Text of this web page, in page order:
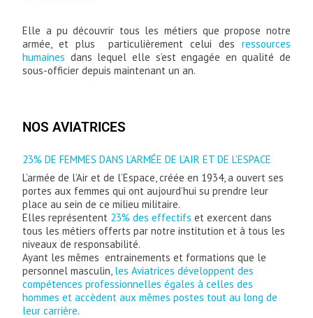
Elle a pu découvrir tous les métiers que propose notre
armée, et plus particulièrement celui des ressources
humaines dans lequel elle s’est engagée en qualité de
sous-officier depuis maintenant un an.
NOS AVIATRICES
23% DE FEMMES DANS L’ARMÉE DE L’AIR ET DE L’ESPACE
L’armée de l’Air et de l’Espace, créée en 1934, a ouvert ses
portes aux femmes qui ont aujourd’hui su prendre leur
place au sein de ce milieu militaire.
Elles représentent 23% des effectifs et exercent dans
tous les métiers offerts par notre institution et à tous les
niveaux de responsabilité.
Ayant les mêmes entrainements et formations que le
personnel masculin, les Aviatrices développent des
compétences professionnelles égales à celles des
hommes et accèdent aux mêmes postes tout au long de
leur carrière.